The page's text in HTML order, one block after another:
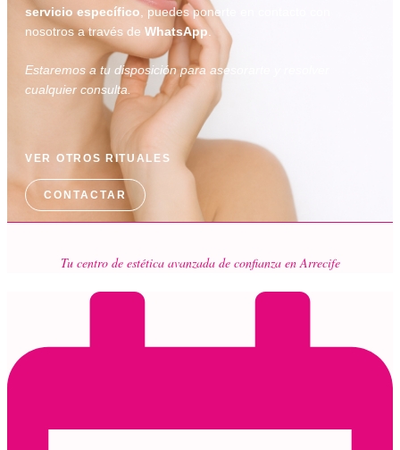
servicio específico , puedes ponerte en contacto con
nosotros a través de WhatsApp
Estaremos a tu disposición para asesorarte y resolver
cualquier consulta.
VER OTROS RITUALES
CONTACTAR
Tu centro de estética avanzada de confianza en Arrecife